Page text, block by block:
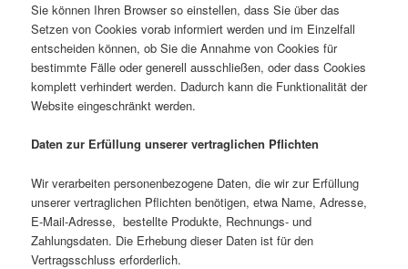
Sie können Ihren Browser so einstellen, dass Sie über das
Setzen von Cookies vorab informiert werden und im Einzelfall
entscheiden können, ob Sie die Annahme von Cookies für
bestimmte Fälle oder generell ausschließen, oder dass Cookies
komplett verhindert werden. Dadurch kann die Funktionalität der
Website eingeschränkt werden.
Daten zur Erfüllung unserer vertraglichen Pflichten
Wir verarbeiten personenbezogene Daten, die wir zur Erfüllung
unserer vertraglichen Pflichten benötigen, etwa Name, Adresse,
E-Mail-Adresse, bestellte Produkte, Rechnungs- und
Zahlungsdaten. Die Erhebung dieser Daten ist für den
Vertragsschluss erforderlich.